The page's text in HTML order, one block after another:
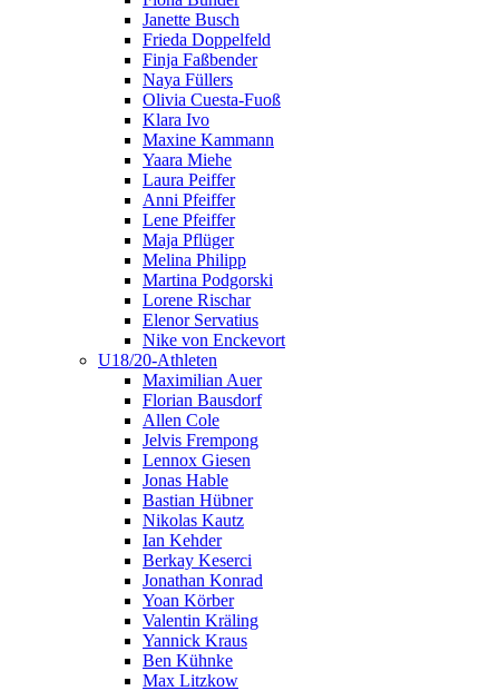
Janette Busch
Frieda Doppelfeld
Finja Faßbender
Naya Füllers
Olivia Cuesta-Fuoß
Klara Ivo
Maxine Kammann
Yaara Miehe
Laura Peiffer
Anni Pfeiffer
Lene Pfeiffer
Maja Pflüger
Melina Philipp
Martina Podgorski
Lorene Rischar
Elenor Servatius
Nike von Enckevort
U18/20-Athleten
Maximilian Auer
Florian Bausdorf
Allen Cole
Jelvis Frempong
Lennox Giesen
Jonas Hable
Bastian Hübner
Nikolas Kautz
Ian Kehder
Berkay Keserci
Jonathan Konrad
Yoan Körber
Valentin Kräling
Yannick Kraus
Ben Kühnke
Max Litzkow